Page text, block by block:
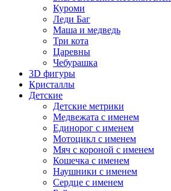
Куроми
Леди Баг
Маша и медведь
Три кота
Царевны
Чебурашка
3D фигуры
Кристаллы
Детские
Детские метрики
Медвежата с именем
Единорог с именем
Мотоцикл с именем
Мяч с короной с именем
Кошечка с именем
Наушники с именем
Сердце с именем